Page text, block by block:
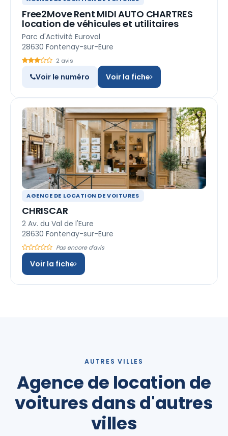
Free2Move Rent MIDI AUTO CHARTRES
location de véhicules et utilitaires
Parc d'Activité Euroval
28630 Fontenay-sur-Eure
2 avis
Voir le numéro Voir la fiche
AGENCE DE LOCATION DE VOITURES
CHRISCAR
2 Av. du Val de l'Eure
28630 Fontenay-sur-Eure
Pas encore d'avis
Voir la fiche
AUTRES VILLES
Agence de location de
voitures dans d'autres
villes